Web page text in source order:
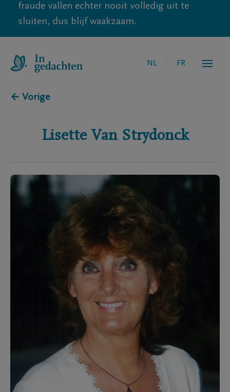
fraude vallen echter nooit volledig uit te
sluiten, dus blijf waakzaam.
NL FR
← Vorige
Lisette Van Strydonck